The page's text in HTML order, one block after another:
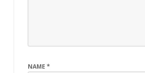
NAME *